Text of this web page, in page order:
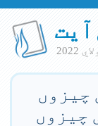
آیت
چیزوں
چیزوں